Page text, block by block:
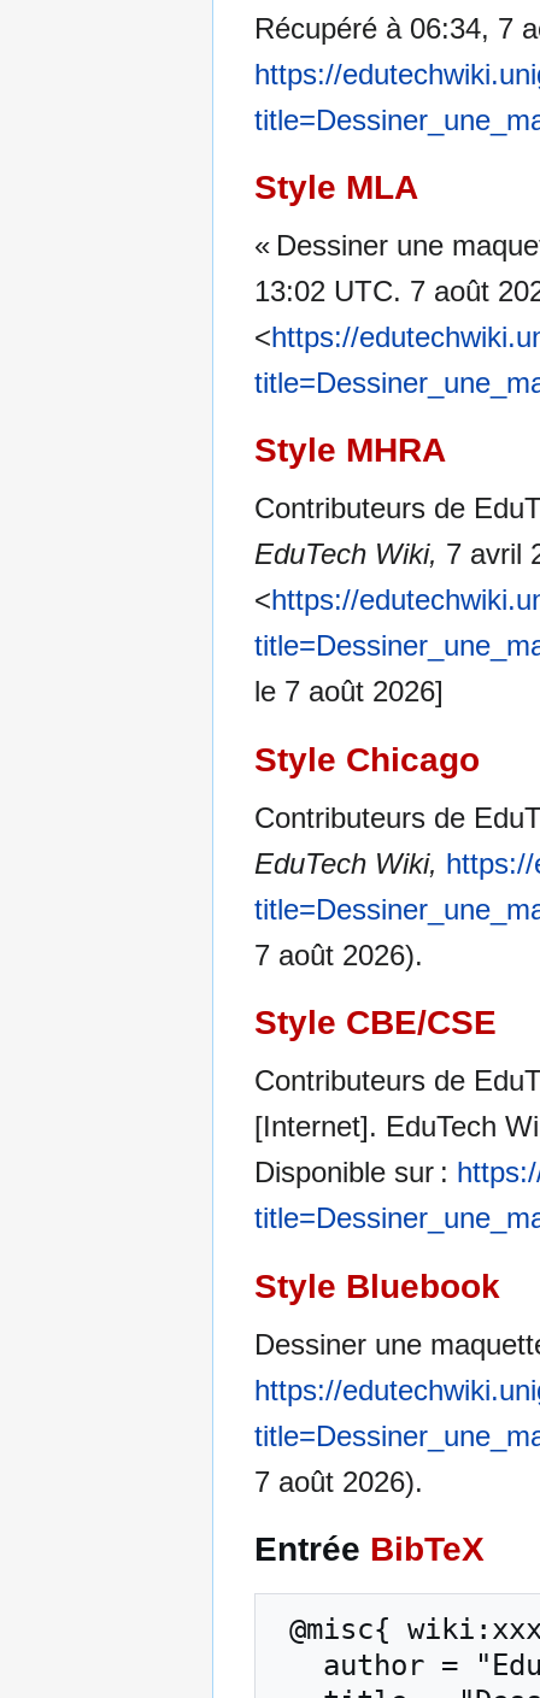
Récupéré à 06:34, 7
https://
Style MLA
« Dessiner une
13:02 UTC. 7 août
<https://
Style MHRA
Contributeurs de
EduTech Wiki, 7 avril
<https://
le 7 août 2026]
Style Chicago
Contributeurs de
EduTech Wiki,
7 août 2026).
Style CBE/CSE
Contributeurs de
[Internet]. EduTech
Disponible sur :
Style Bluebook
Dessiner une
https://
7 août 2026).
Entrée BibTeX